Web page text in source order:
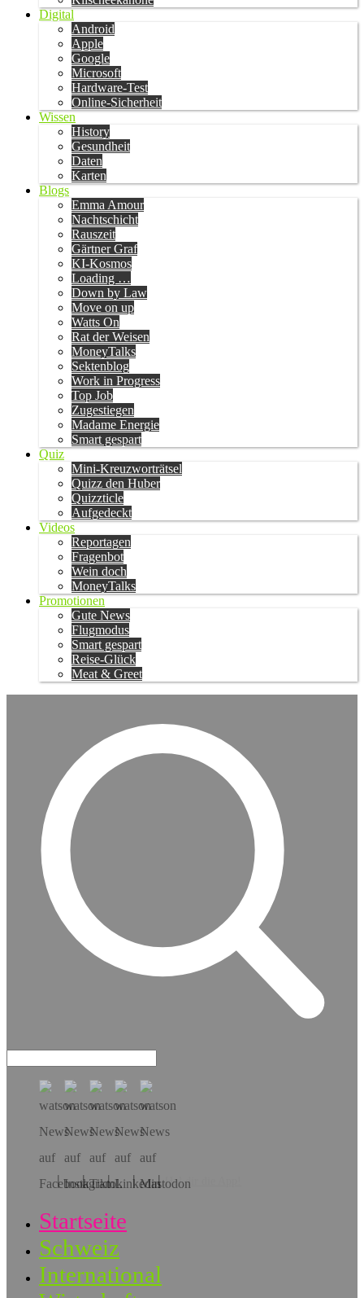
Digital
Android
Apple
Google
Microsoft
Hardware-Test
Online-Sicherheit
Wissen
History
Gesundheit
Daten
Karten
Blogs
Emma Amour
Nachtschicht
Rauszeit
Gärtner Graf
KI-Kosmos
Loading …
Down by Law
Move on up
Watts On
Rat der Weisen
MoneyTalks
Sektenblog
Work in Progress
Top Job
Zugestiegen
Madame Energie
Smart gespart
Quiz
Mini-Kreuzworträtsel
Quizz den Huber
Quizzticle
Aufgedeckt
Videos
Reportagen
Fragenbot
Wein doch
MoneyTalks
Promotionen
Gute News
Flugmodus
Smart gespart
Reise-Glück
Meat & Greet
Hol dir die App!
Startseite
Schweiz
International